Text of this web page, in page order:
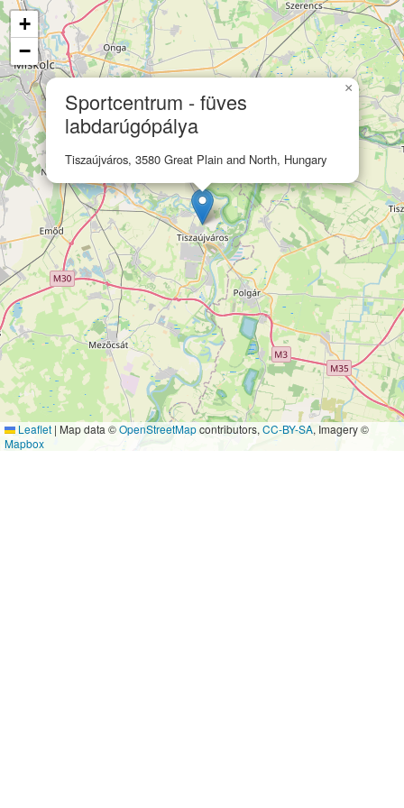
Sportcentrum - füves
labdarúgópálya
Tiszaújváros, 3580 Great Plain and North, Hungary
×
+
−
Leaflet | Map data ©OpenStreetMapcontributors, CC-BY-SA, Imagery ©
Mapbox